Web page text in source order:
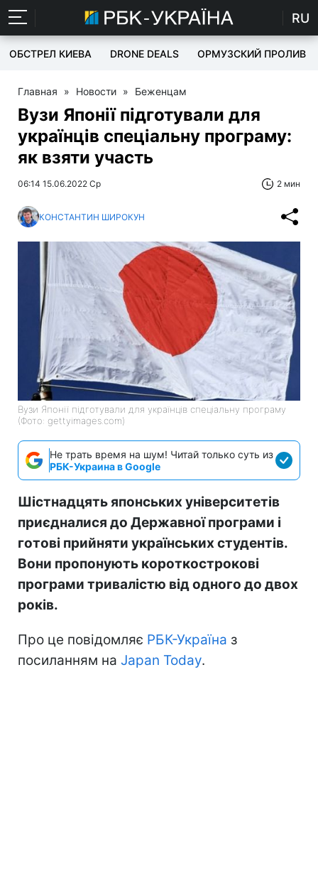
RU
ОБСТРЕЛ КИЕВА DRONE DEALS ОРМУЗСКИЙ ПРОЛИВ
Главная » Новости » Беженцам
Вузи Японії підготували для
українців спеціальну програму:
як взяти участь
06:14 15.06.2022 Ср 2 мин
КОНСТАНТИН ШИРОКУН
Вузи Японії підготували для українців спеціальну програму
(Фото: gettyimages.com)
Не трать время на шум! Читай только суть из
РБК-Украина в Google
Шістнадцять японських університетів
приєдналися до Державної програми і
готові прийняти українських студентів.
Вони пропонують короткострокові
програми тривалістю від одного до двох
років.
Про це повідомляє РБК-Україна з
посиланням на Japan Today.